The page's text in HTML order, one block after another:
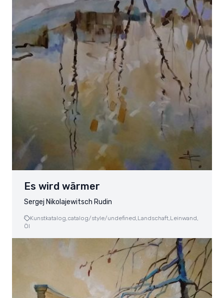
Es wird wärmer
Sergej Nikolajewitsch Rudin
Kunstkatalog,catalog/style/undefined,Landschaft,Leinwand,
Öl